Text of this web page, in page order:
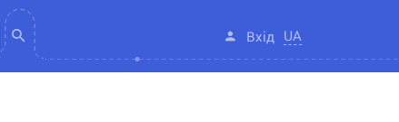
Вхід UA